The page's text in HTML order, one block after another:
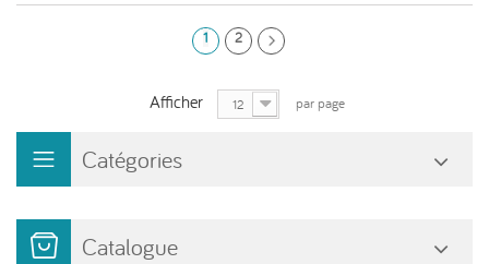
1 2
Afficher 12 par page
Catégories
Catalogue